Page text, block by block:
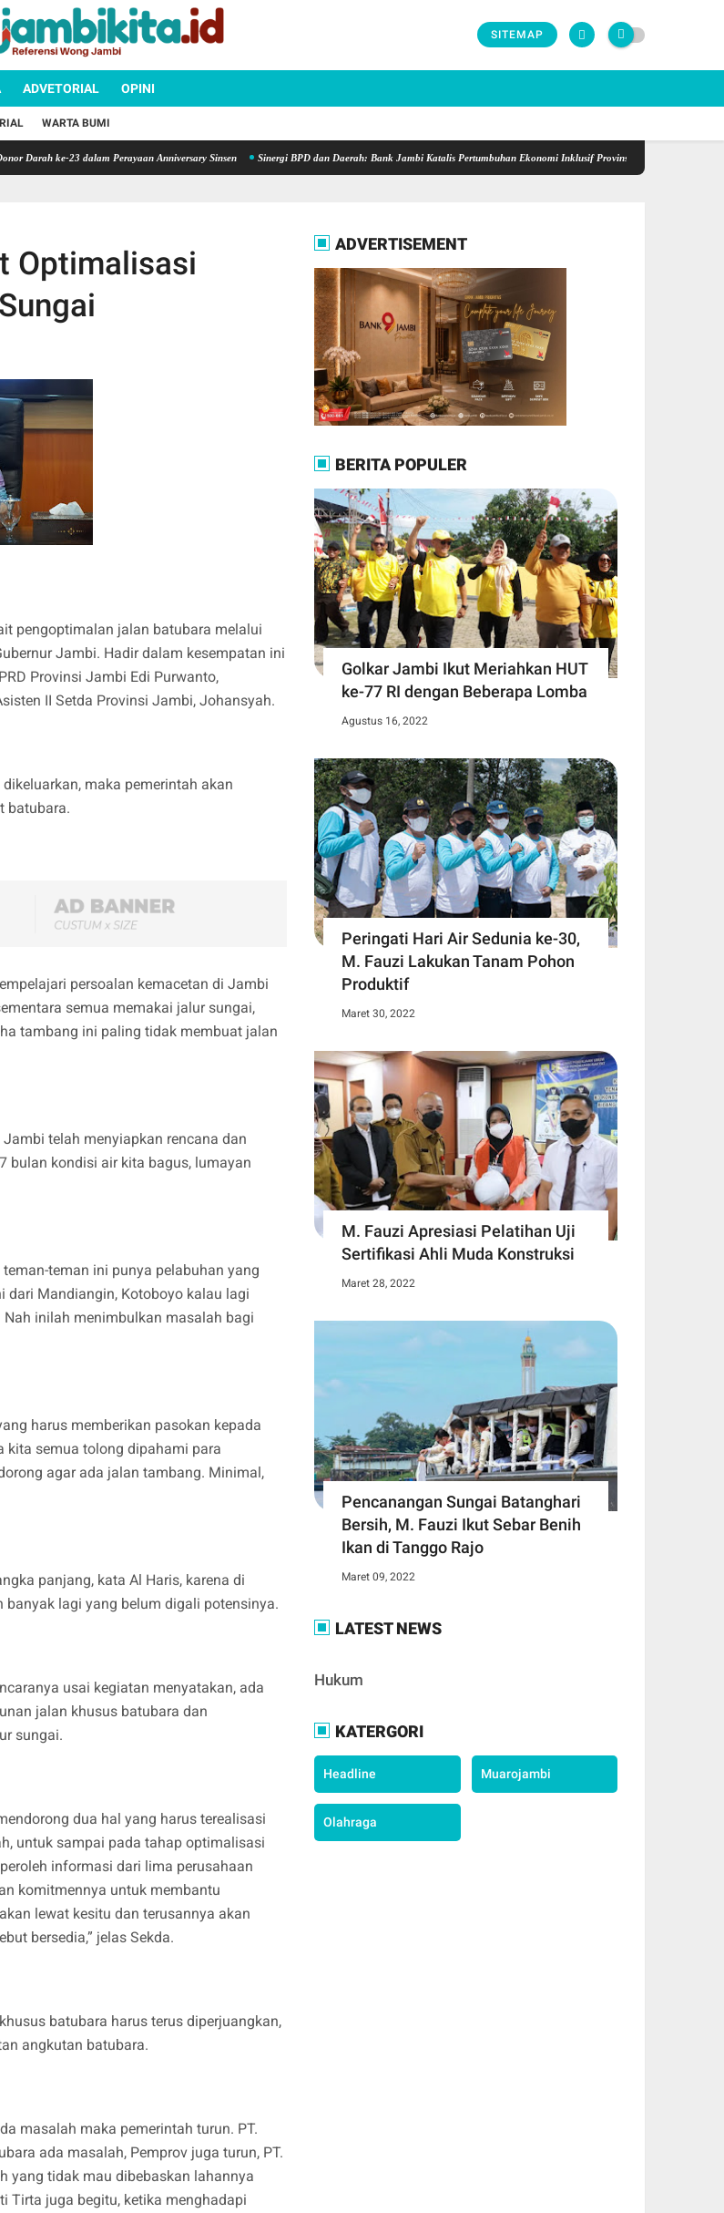
SITEMAP
ADVETORIAL OPINI
WARTA BUMI
ke-23 dalam Perayaan Anniversary Sinsen Sinergi BPD dan Daerah: Bank Jambi Katalis Pertumbuhan Ekonomi Inklusif Provinsi Jambi
Optimalisasi
pengoptimalan jalan batubara melalui
Jambi. Hadir dalam kesempatan ini
Provinsi Jambi Edi Purwanto,
II Setda Provinsi Jambi, Johansyah.
maka pemerintah akan
batubara.
persoalan kemacetan di Jambi
semua memakai jalur sungai,
tambang ini paling tidak membuat jalan
telah menyiapkan rencana dan
bulan kondisi air kita bagus, lumayan
teman ini punya pelabuhan yang
dari Mandiangin, Kotoboyo kalau lagi
inilah menimbulkan masalah bagi
harus memberikan pasokan kepada
kita semua tolong dipahami para
agar ada jalan tambang. Minimal,
panjang, kata Al Haris, karena di
lagi yang belum digali potensinya.
usai kegiatan menyatakan, ada
jalan khusus batubara dan
sungai.
dua hal yang harus terealisasi
untuk sampai pada tahap optimalisasi
informasi dari lima perusahaan
komitmennya untuk membantu
lewat kesitu dan terusannya akan
bersedia,” jelas Sekda.
batubara harus terus diperjuangkan,
angkutan batubara.
masalah maka pemerintah turun. PT.
ada masalah, Pemprov juga turun, PT.
yang tidak mau dibebaskan lahannya
Tirta juga begitu, ketika menghadapi
ADVERTISEMENT
BERITA POPULER
Golkar Jambi Ikut Meriahkan HUT
ke-77 RI dengan Beberapa Lomba
Agustus 16, 2022
Peringati Hari Air Sedunia ke-30,
M. Fauzi Lakukan Tanam Pohon
Produktif
Maret 30, 2022
M. Fauzi Apresiasi Pelatihan Uji
Sertifikasi Ahli Muda Konstruksi
Maret 28, 2022
Pencanangan Sungai Batanghari
Bersih, M. Fauzi Ikut Sebar Benih
Ikan di Tanggo Rajo
Maret 09, 2022
LATEST NEWS
Hukum
KATERGORI
Headline Muarojambi
Olahraga